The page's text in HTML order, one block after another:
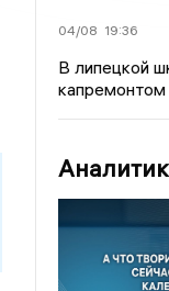
04/08 19:36
В липецкой
капремонтом